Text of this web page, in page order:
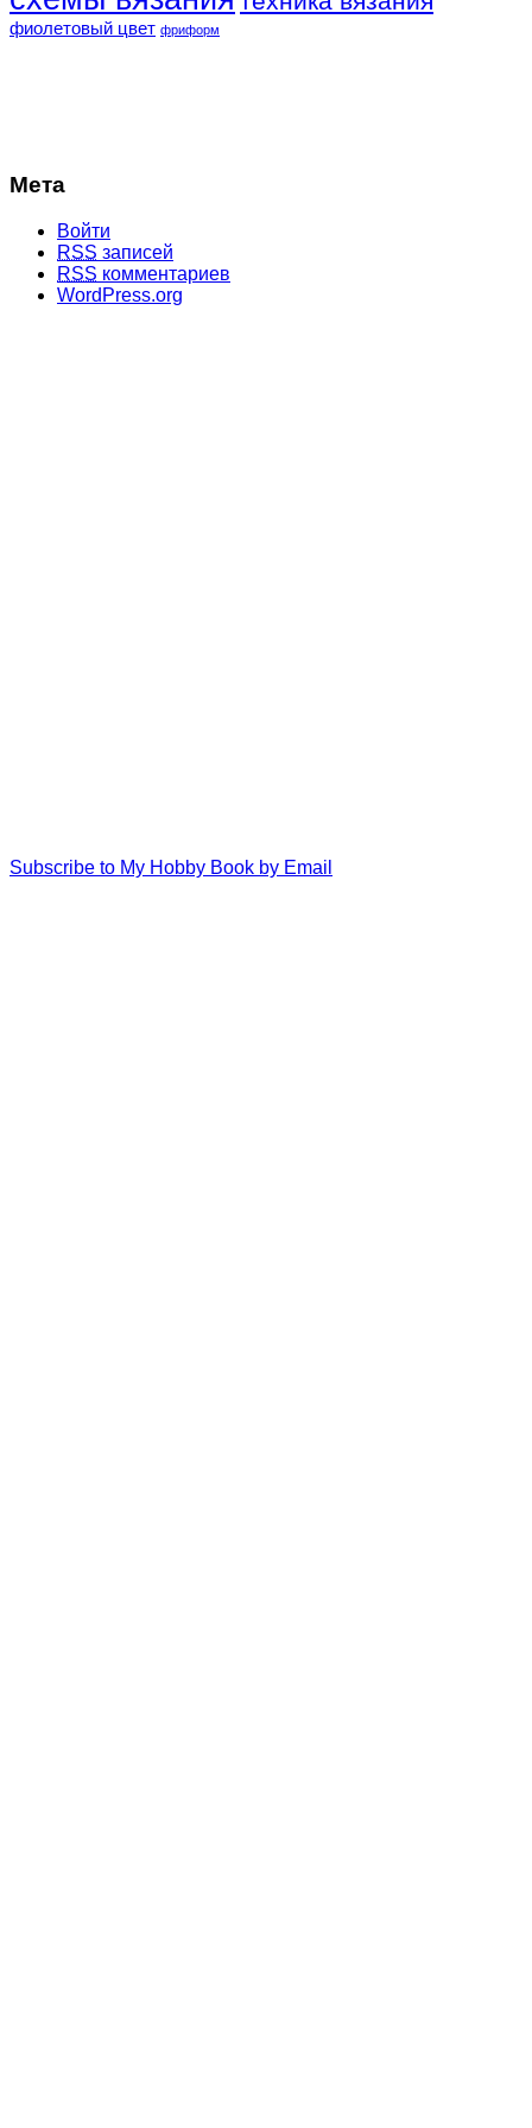
фиолетовый цвет фриформ
Мета
Войти
RSS записей
RSS комментариев
WordPress.org
Subscribe to My Hobby Book by Email